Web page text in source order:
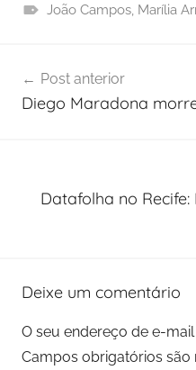
João Campos, Marília
de
Post anterior
Diego Maradona
Datafolha no
Deixe um comentário
O seu endereço de e-
Campos obrigatórios